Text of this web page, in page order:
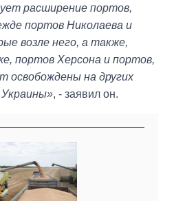
расширение портов,
портов Николаева и
возле него, а также,
портов Херсона и портов,
освобождены на других
, - заявил он.